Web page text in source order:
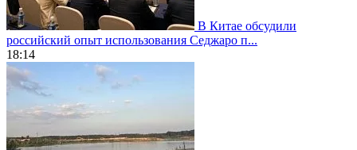
В Китае обсудили
российский опыт использования Седжаро п...
18:14